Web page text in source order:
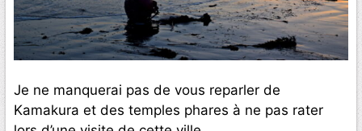
Je ne manquerai pas de vous reparler de
Kamakura et des temples phares à ne pas rater